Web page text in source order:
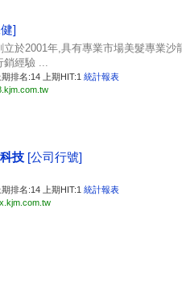
]
立於2001年,具有專業市場美髮專業沙
銷經驗 ...
期排名:14 上期HIT:1 統計報表
技 [公司行號]
期排名:14 上期HIT:1 統計報表